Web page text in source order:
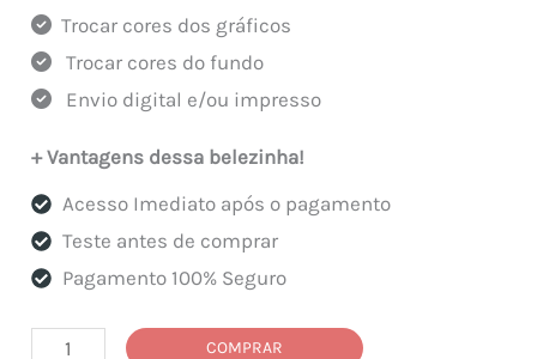
Trocar cores dos gráficos
Trocar cores do fundo
Envio digital e/ou impresso
+ Vantagens dessa belezinha!
Acesso Imediato após o pagamento
Teste antes de comprar
Pagamento 100% Seguro
Convite
COMPRAR